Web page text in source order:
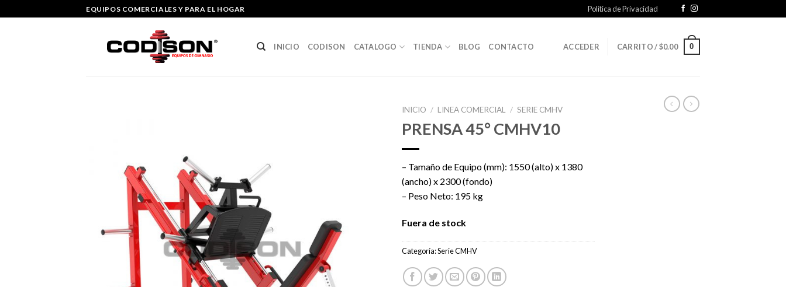
to
EQUIPOS COMERCIALES Y PARA EL HOGAR Política de Privacidad
INICIO CODISON CATALOGO TIENDA BLOG CONTACTO ACCEDER CARRITO /$0.00 0
INICIO / LINEA COMERCIAL / SERIE CMHV
PRENSA 45° CMHV10
– Tamaño de Equipo (mm): 1550 (alto) x 1380
(ancho) x 2300 (fondo)
– Peso Neto: 195 kg
Fuera de stock
Categoría:Serie CMHV